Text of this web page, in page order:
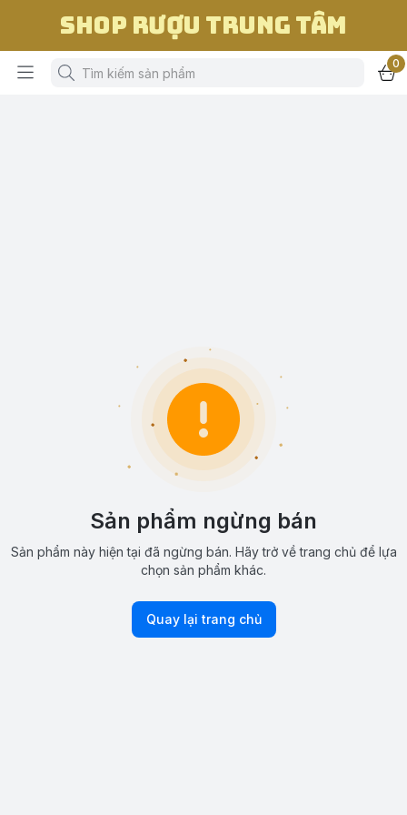
Shop Rượu Trung Tâm
0
Sản phẩm ngừng bán
Sản phẩm này hiện tại đã ngừng bán. Hãy trở về trang chủ để lựa
chọn sản phẩm khác.
Quay lại trang chủ